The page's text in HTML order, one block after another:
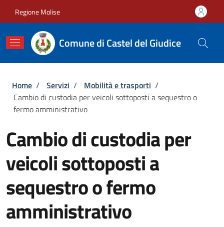
Regione Molise
Comune di Castel del Giudice
Briciole di pane
Home / Servizi / Mobilità e trasporti /
Cambio di custodia per veicoli sottoposti a sequestro o
fermo amministrativo
Cambio di custodia per
veicoli sottoposti a
sequestro o fermo
amministrativo